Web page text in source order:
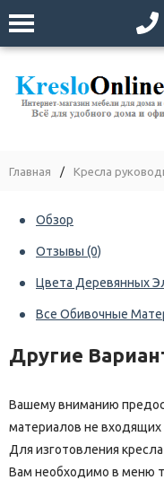
Главная / Кресла
Обзор
Отзывы (0)
Цвета Деревянных
Все Обивочные
Другие
Вашему вниманию
материалов не входящих
Для изготовления
Вам необходимо в меню